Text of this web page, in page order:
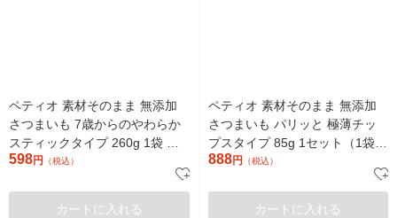
ペティオ 素材そのまま 無添加
さつまいも 7歳からのやわらか
スティックタイプ 260g 1袋 犬
用 おやつ
598円 （税込）
カートに入れる
ペティオ 素材そのまま 無添加
さつまいも パリッと 極薄チッ
プスタイプ 85g 1セット（1袋
×3）犬用 おやつ 新入荷
888円 （税込）
カートに入れる